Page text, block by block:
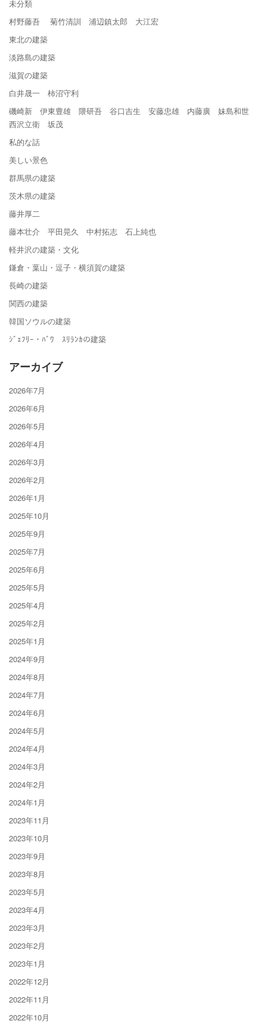
未分類
村野藤吾 菊竹清訓 浦辺鎮太郎 大江宏
東北の建築
淡路島の建築
滋賀の建築
白井晟一 柿沼守利
磯崎新 伊東豊雄 隈研吾 谷口吉生 安藤忠雄 内藤廣 妹島和世
西沢立衛 坂茂
私的な話
美しい景色
群馬県の建築
茨木県の建築
藤井厚二
藤本壮介 平田晃久 中村拓志 石上純也
軽井沢の建築・文化
鎌倉・葉山・逗子・横須賀の建築
長崎の建築
関西の建築
韓国ソウルの建築
ｼﾞｪﾌﾘｰ・ﾊﾞﾜ ｽﾘﾗﾝｶの建築
アーカイブ
2026年7月
2026年6月
2026年5月
2026年4月
2026年3月
2026年2月
2026年1月
2025年10月
2025年9月
2025年7月
2025年6月
2025年5月
2025年4月
2025年2月
2025年1月
2024年9月
2024年8月
2024年7月
2024年6月
2024年5月
2024年4月
2024年3月
2024年2月
2024年1月
2023年11月
2023年10月
2023年9月
2023年8月
2023年5月
2023年4月
2023年3月
2023年2月
2023年1月
2022年12月
2022年11月
2022年10月